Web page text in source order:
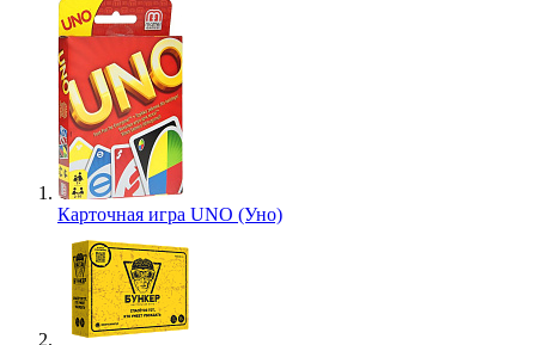
Карточная игра UNO (Уно)